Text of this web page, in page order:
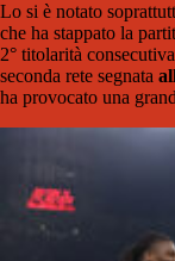
Lo si è notato
che ha stappato la
2° titolarità
seconda rete segnata
ha provocato una